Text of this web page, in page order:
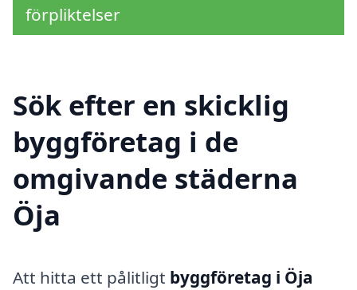
förpliktelser
Sök efter en skicklig
byggföretag i de
omgivande städerna
Öja
Att hitta ett pålitligt byggföretag i Öja